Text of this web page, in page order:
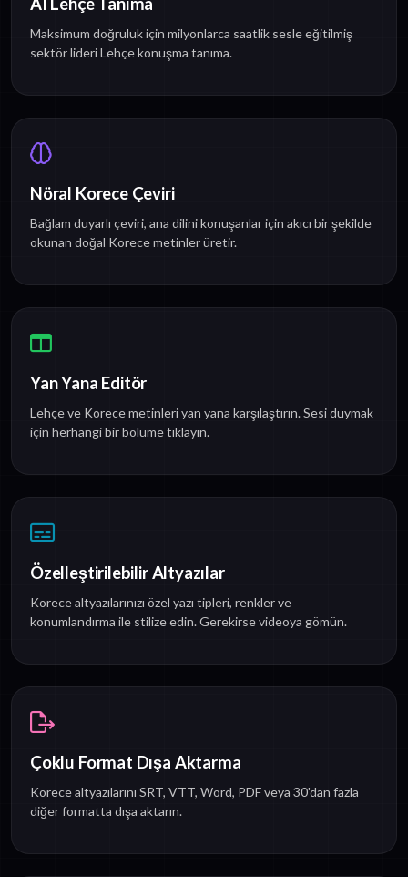
Maksimum doğruluk için milyonlarca saatlik sesle eğitilmiş
sektör lideri Lehçe konuşma tanıma.
Nöral Korece Çeviri
Bağlam duyarlı çeviri, ana dilini konuşanlar için akıcı bir şekilde
okunan doğal Korece metinler üretir.
Yan Yana Editör
Lehçe ve Korece metinleri yan yana karşılaştırın. Sesi duymak
için herhangi bir bölüme tıklayın.
Özelleştirilebilir Altyazılar
Korece altyazılarınızı özel yazı tipleri, renkler ve
konumlandırma ile stilize edin. Gerekirse videoya gömün.
Çoklu Format Dışa Aktarma
Korece altyazılarını SRT, VTT, Word, PDF veya 30'dan fazla
diğer formatta dışa aktarın.